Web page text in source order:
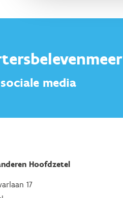
media
Hoofdzetel
17